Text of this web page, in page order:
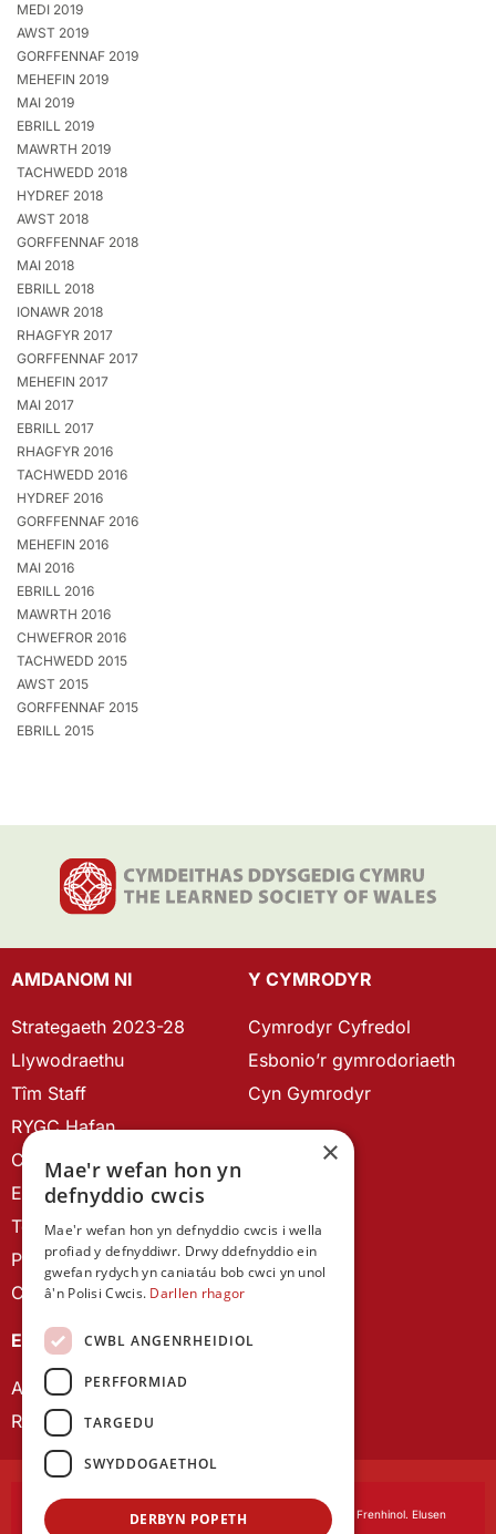
MEDI 2019
AWST 2019
GORFFENNAF 2019
MEHEFIN 2019
MAI 2019
EBRILL 2019
MAWRTH 2019
TACHWEDD 2018
HYDREF 2018
AWST 2018
GORFFENNAF 2018
MAI 2018
EBRILL 2018
IONAWR 2018
RHAGFYR 2017
GORFFENNAF 2017
MEHEFIN 2017
MAI 2017
EBRILL 2017
RHAGFYR 2016
TACHWEDD 2016
HYDREF 2016
GORFFENNAF 2016
MEHEFIN 2016
MAI 2016
EBRILL 2016
MAWRTH 2016
CHWEFROR 2016
TACHWEDD 2015
AWST 2015
GORFFENNAF 2015
EBRILL 2015
AMDANOM NI
Strategaeth 2023-28
Llywodraethu
Tîm Staff
RYGC Hafan
Canllawiau brandio
Ein Hanes
Telerau ac Amodau
Polisi Preifatrwydd
Cysylltu â ni
Y CYMRODYR
Cymrodyr Cyfredol
Esbonio’r gymrodoriaeth
Cyn Gymrodyr
EIN CYHOEDDIADAU
Astudiaethau Cymreig
Rhwydwaith Ymchwil Gyrfa Cynnar
Cymdeithas Ddysgedig Cymru, corfforedig drwy Siarter Frenhinol. Elusen
×
Mae'r wefan hon yn
defnyddio cwcis
Mae'r wefan hon yn defnyddio cwcis i wella
profiad y defnyddiwr. Drwy ddefnyddio ein
gwefan rydych yn caniatáu bob cwci yn unol
â'n Polisi Cwcis. Darllen rhagor
CWBL ANGENRHEIDIOL
PERFFORMIAD
TARGEDU
SWYDDOGAETHOL
DERBYN POPETH